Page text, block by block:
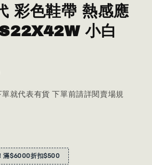
彩色鞋帶 熱感應
小白
就代表有貨 下單前請詳閱賣場規
滿$6000折扣$500